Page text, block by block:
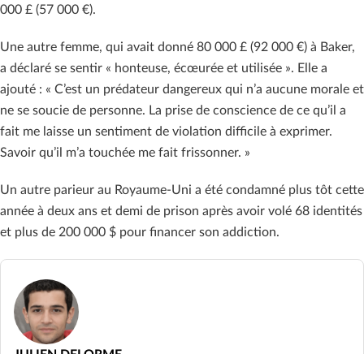
000 £ (57 000 €).
Une autre femme, qui avait donné 80 000 £ (92 000 €) à Baker,
a déclaré se sentir « honteuse, écœurée et utilisée ». Elle a
ajouté : « C’est un prédateur dangereux qui n’a aucune morale et
ne se soucie de personne. La prise de conscience de ce qu’il a
fait me laisse un sentiment de violation difficile à exprimer.
Savoir qu’il m’a touchée me fait frissonner. »
Un autre parieur au Royaume-Uni a été condamné plus tôt cette
année à deux ans et demi de prison après avoir volé 68 identités
et plus de 200 000 $ pour financer son addiction.